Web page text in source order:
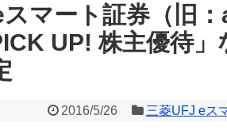
マート証券（旧
UP! 株主優待」
2016/5/26 三菱UFJ eス